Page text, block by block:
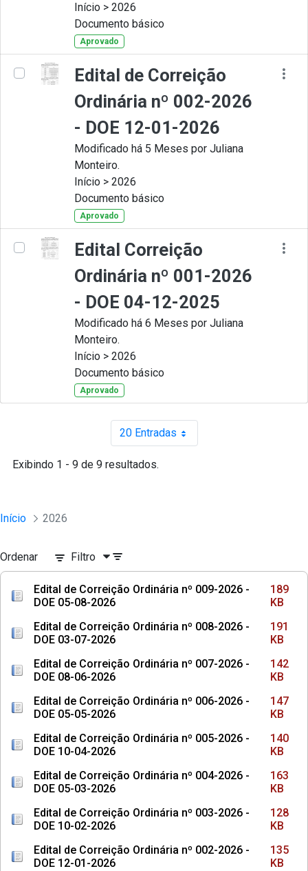
Início > 2026
Documento básico
Aprovado
Edital de Correição
Ordinária nº 002-2026
- DOE 12-01-2026
Modificado há 5 Meses por Juliana
Monteiro.
Início > 2026
Documento básico
Aprovado
Edital Correição
Ordinária nº 001-2026
- DOE 04-12-2025
Modificado há 6 Meses por Juliana
Monteiro.
Início > 2026
Documento básico
Aprovado
20 EntradasPor página
Exibindo 1 - 9 de 9 resultados.
Início 2026
Ordenar Filtro
Edital de Correição Ordinária nº 009-2026 -
DOE 05-08-2026
189
KB
Edital de Correição Ordinária nº 008-2026 -
DOE 03-07-2026
191
KB
Edital de Correição Ordinária nº 007-2026 -
DOE 08-06-2026
142
KB
Edital de Correição Ordinária nº 006-2026 -
DOE 05-05-2026
147
KB
Edital de Correição Ordinária nº 005-2026 -
DOE 10-04-2026
140
KB
Edital de Correição Ordinária nº 004-2026 -
DOE 05-03-2026
163
KB
Edital de Correição Ordinária nº 003-2026 -
DOE 10-02-2026
128
KB
Edital de Correição Ordinária nº 002-2026 -
DOE 12-01-2026
135
KB